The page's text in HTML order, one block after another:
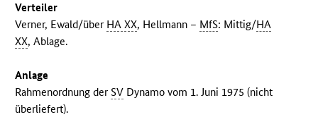
Verteiler
Verner, Ewald/über HA XX, Hellmann – MfS: Mittig/HA
XX, Ablage.
Anlage
Rahmenordnung derSV Dynamo vom 1. Juni 1975 (nicht
überliefert).